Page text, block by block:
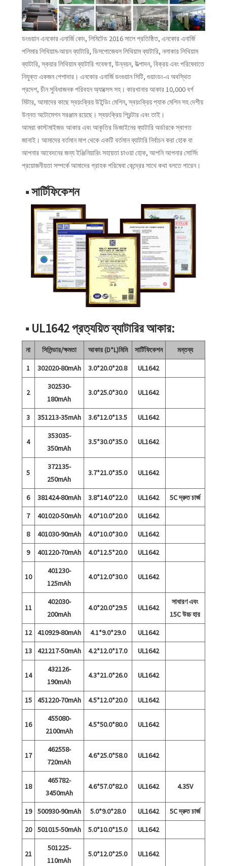
ডংগুয়ান এনকোর এনার্জি কোং, লিমিটেড 2016 সালে প্রতিষ্ঠিত, এনকোর এনার্জি
পলিমার লিথিয়াম-আয়ন ব্যাটারি, ডিসপোজেবল লিথিয়াম ব্যাটারি, নলাকার লিথিয়াম
ব্যাটারি, স্কয়ার লিথিয়াম ব্যাটারি গবেষণা, উন্নয়ন, উত্পাদন, বিক্রয় এবং পরিষেবাতে
নিযুক্ত একজন পেশাদার। এনকোর এনার্জি ডংগুয়ান সিটি, গুয়াংডং-এ অবস্থিত
প্রদেশ, চীন সুবিধাজনক পরিবহন অ্যাক্সেস সহ। কারখানার আকার 10,000 বর্গ
মিটার, আমাদের কাছে স্বয়ংক্রিয় উইন্ডিং মেশিন, স্বয়ংক্রিয় প্যাক মেশিন সহ দেশীয়
উন্নত অটোমেশন সরঞ্জাম রয়েছে। স্বয়ংক্রিয় প্রিন্টার এবং তাই।
আমরা কাস্টমাইজড আকার এবং আকৃতির ডিজাইনের ব্যাটারি অর্ডারকে স্বাগত
জানাই। আমাদের বর্তমান মাপ থেকে একটি বর্তমান ব্যাটারি নির্বাচন করা হোক বা
আপনার আবেদনের জন্য ইঞ্জিনিয়ারিং সহায়তা চাওয়া হোক, আপনি আপনার সোর্সিং
প্রয়োজনীয়তা সম্পর্কে আমাদের গ্রাহক পরিষেবা কেন্দ্রের সাথে কথা বলতে পারেন।
■ সার্টিফিকেশন
■ UL1642 প্রত্যয়িত ব্যাটারির আকার:
না সিলিন্ডার/ক্ষমতা আকার (D*L)মিমি সার্টিফিকেশন
মন্তব্য
1
302020-80mAh 3.0*20.0*20.8 UL1642
2
302530-
180mAh
3.0*25.0*30.0 UL1642
3 351213-35mAh 3.6*12.0*13.5 UL1642
4
353035-
350mAh
3.5*30.0*35.0 UL1642
5
372135-
250mAh
3.7*21.0*35.0 UL1642
6 381424-80mAh 3.8*14.0*22.0 UL1642
5C দ্রুত চার্জ
7
401020-50mAh 4.0*10.0*20.0
UL1642
8
401030-90mAh 4.0*10.0*30.0
UL1642
9
401220-70mAh 4.0*12.5*20.0 UL1642
10
401230-
125mAh
4.0*12.0*30.0 UL1642
11
402030-
200mAh
4.0*20.0*29.5 UL1642
সাধারণ এবং
15C উচ্চ হার
12
410929-80mAh 4.1*9.0*29.0
UL1642
13
421217-50mAh 4.2*12.0*17.0 UL1642
14
432126-
190mAh
4.3*21.0*26.0 UL1642
15 451220-70mAh 4.5*12.0*20.0 UL1642
16
455080-
2100mAh
4.5*50.0*80.0 UL1642
17
462558-
720mAh
4.6*25.0*58.0 UL1642
18
465782-
3450mAh
4.6*57.0*82.0 UL1642 4.35V
19 500930-90mAh 5.0*9.0*28.0 UL1642
5C দ্রুত চার্জ
20
501015-50mAh 5.0*10.0*15.0 UL1642
21
501225-
110mAh
5.0*12.0*25.0 UL1642